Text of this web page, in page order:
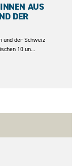
AUS
DER
und der Schweiz
10 un...